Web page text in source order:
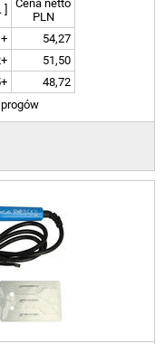
Cena netto
PLN
54,27
51,50
48,72